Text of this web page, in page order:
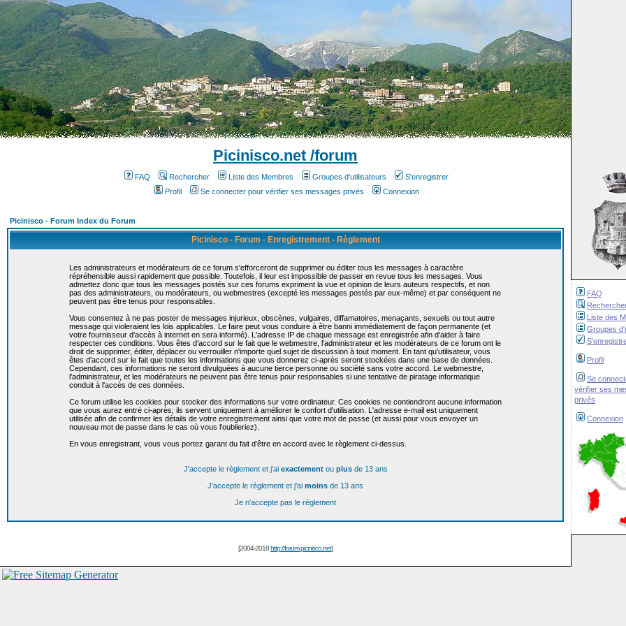
FAQ
Liste des
Groupes
Profil
Se
vérifier ses
privés
Connexion
Picinisco.net /forum
FAQ Rechercher Liste des Membres Groupes d'utilisateurs
S'enregistrer
Profil
Se connecter pour vérifier ses messages privés Connexion
Picinisco - Forum Index du Forum
Picinisco - Forum - Enregistrement - Règlement
Les administrateurs et modérateurs de ce forum s'efforceront de supprimer ou éditer tous les messages à caractère
répréhensible aussi rapidement que possible. Toutefois, il leur est impossible de passer en revue tous les messages. Vous
admettez donc que tous les messages postés sur ces forums expriment la vue et opinion de leurs auteurs respectifs, et non
pas des administrateurs, ou modérateurs, ou webmestres (excepté les messages postés par eux-même) et par conséquent ne
peuvent pas être tenus pour responsables.
Vous consentez à ne pas poster de messages injurieux, obscènes, vulgaires, diffamatoires, menaçants, sexuels ou tout autre
message qui violeraient les lois applicables. Le faire peut vous conduire à être banni immédiatement de façon permanente (et
votre fournisseur d'accès à internet en sera informé). L'adresse IP de chaque message est enregistrée afin d'aider à faire
respecter ces conditions. Vous êtes d'accord sur le fait que le webmestre, l'administrateur et les modérateurs de ce forum ont le
droit de supprimer, éditer, déplacer ou verrouiller n'importe quel sujet de discussion à tout moment. En tant qu'utilisateur, vous
êtes d'accord sur le fait que toutes les informations que vous donnerez ci-après seront stockées dans une base de données.
Cependant, ces informations ne seront divulguées à aucune tierce personne ou société sans votre accord. Le webmestre,
l'administrateur, et les modérateurs ne peuvent pas être tenus pour responsables si une tentative de piratage informatique
conduit à l'accès de ces données.
Ce forum utilise les cookies pour stocker des informations sur votre ordinateur. Ces cookies ne contiendront aucune information
que vous aurez entré ci-après; ils servent uniquement à améliorer le confort d'utilisation. L'adresse e-mail est uniquement
utilisée afin de confirmer les détails de votre enregistrement ainsi que votre mot de passe (et aussi pour vous envoyer un
nouveau mot de passe dans le cas où vous l'oublieriez).
En vous enregistrant, vous vous portez garant du fait d'être en accord avec le règlement ci-dessus.
J'accepte le règlement et j'ai exactementou plusde 13 ans
J'accepte le règlement et j'ai moins de 13 ans
Je n'accepte pas le règlement
[2004-2018http://forum.picinisco.net]